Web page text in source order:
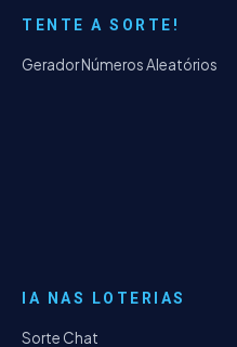
TENTE A SORTE!
Gerador Números Aleatórios
IA NAS LOTERIAS
Sorte Chat